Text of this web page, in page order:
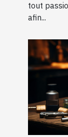
tout
afin...